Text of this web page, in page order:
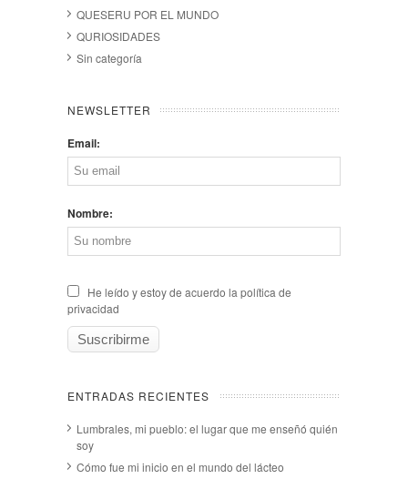
QUESERU POR EL MUNDO
QURIOSIDADES
Sin categoría
NEWSLETTER
Email:
Nombre:
He leído y estoy de acuerdo la política de
privacidad
ENTRADAS RECIENTES
Lumbrales, mi pueblo: el lugar que me enseñó quién
soy
Cómo fue mi inicio en el mundo del lácteo